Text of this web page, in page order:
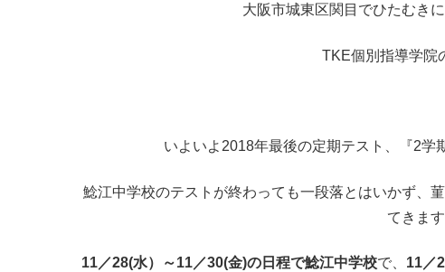
大阪市城東区関目でひたむき
TKE個別指導学院
いよいよ2018年最後の定期テスト、『2学
鯰江中学校のテストが終わっても一段落とはいかず、
てきます
11／28(水）～11／30(金)の日程で鯰江中学校で、 11／